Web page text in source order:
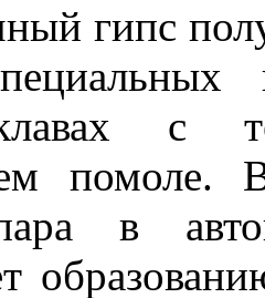
гипс
помоле. В
в